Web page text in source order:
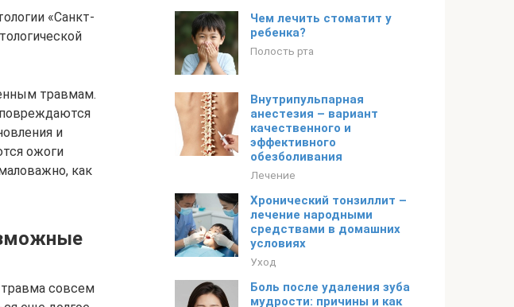
«Санкт-
травмам.
и
ожоги
как
травма совсем
Чем лечить стоматит у
ребенка?
Полость рта
Внутрипульпарная
анестезия – вариант
качественного и
эффективного
обезболивания
Лечение
Хронический тонзиллит –
лечение народными
средствами в домашних
условиях
Уход
Боль после удаления зуба
мудрости: причины и как